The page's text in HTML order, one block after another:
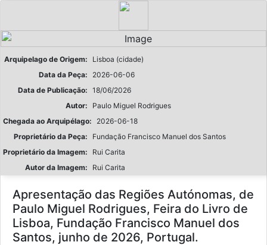
Arquipelago de Origem:
Lisboa (cidade)
Data da Peça:
2026-06-06
Data de Publicação: 18/06/2026
Autor:
Paulo Miguel Rodrigues
Chegada ao Arquipélago:
2026-06-18
Proprietário da Peça:
Fundação Francisco Manuel dos Santos
Proprietário da Imagem:
Rui Carita
Autor da Imagem:
Rui Carita
Apresentação das Regiões Autónomas, de
Paulo Miguel Rodrigues, Feira do Livro de
Lisboa, Fundação Francisco Manuel dos
Santos, junho de 2026, Portugal.